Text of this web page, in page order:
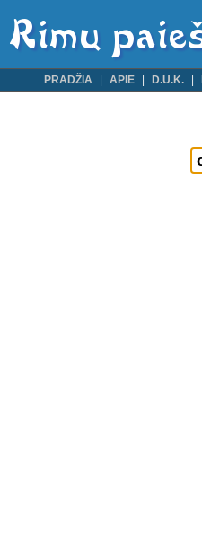
PRADŽIA APIE D.U.K.